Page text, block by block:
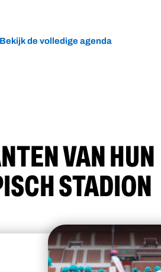
Bekijk de volledige agenda
VAN HUN
STADION